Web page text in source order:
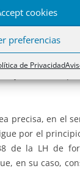
cookies
preferencias
de Privacidad
Parece
ninguno de los
registrales. En
precisa, en el
por el
de la LH de
en su caso,